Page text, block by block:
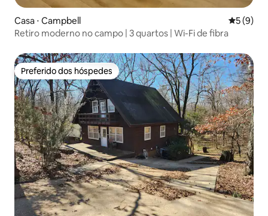
Casa ⋅ Campbell 5 de
5 (9)
Retiro moderno no campo | 3 quartos | Wi-Fi de fibra
Preferido dos hóspedes
Preferido dos hóspedes